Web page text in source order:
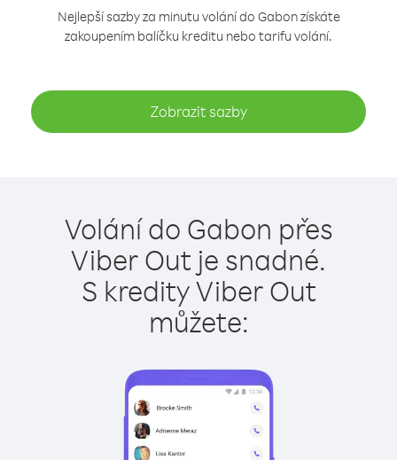
Nejlepší sazby za minutu volání do Gabon získáte
zakoupením balíčku kreditu nebo tarifu volání.
Zobrazit sazby
Volání do Gabon přes
Viber Out je snadné.
S kredity Viber Out
můžete: